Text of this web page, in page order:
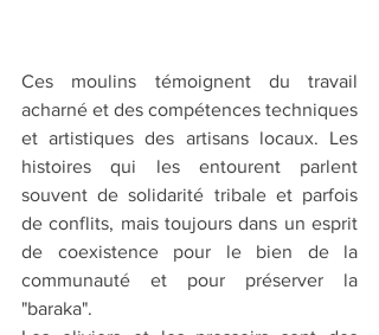
Ces moulins témoignent du travail
acharné et des compétences techniques
et artistiques des artisans locaux. Les
histoires qui les entourent parlent
souvent de solidarité tribale et parfois
de conflits, mais toujours dans un esprit
de coexistence pour le bien de la
communauté et pour préserver la
"baraka".